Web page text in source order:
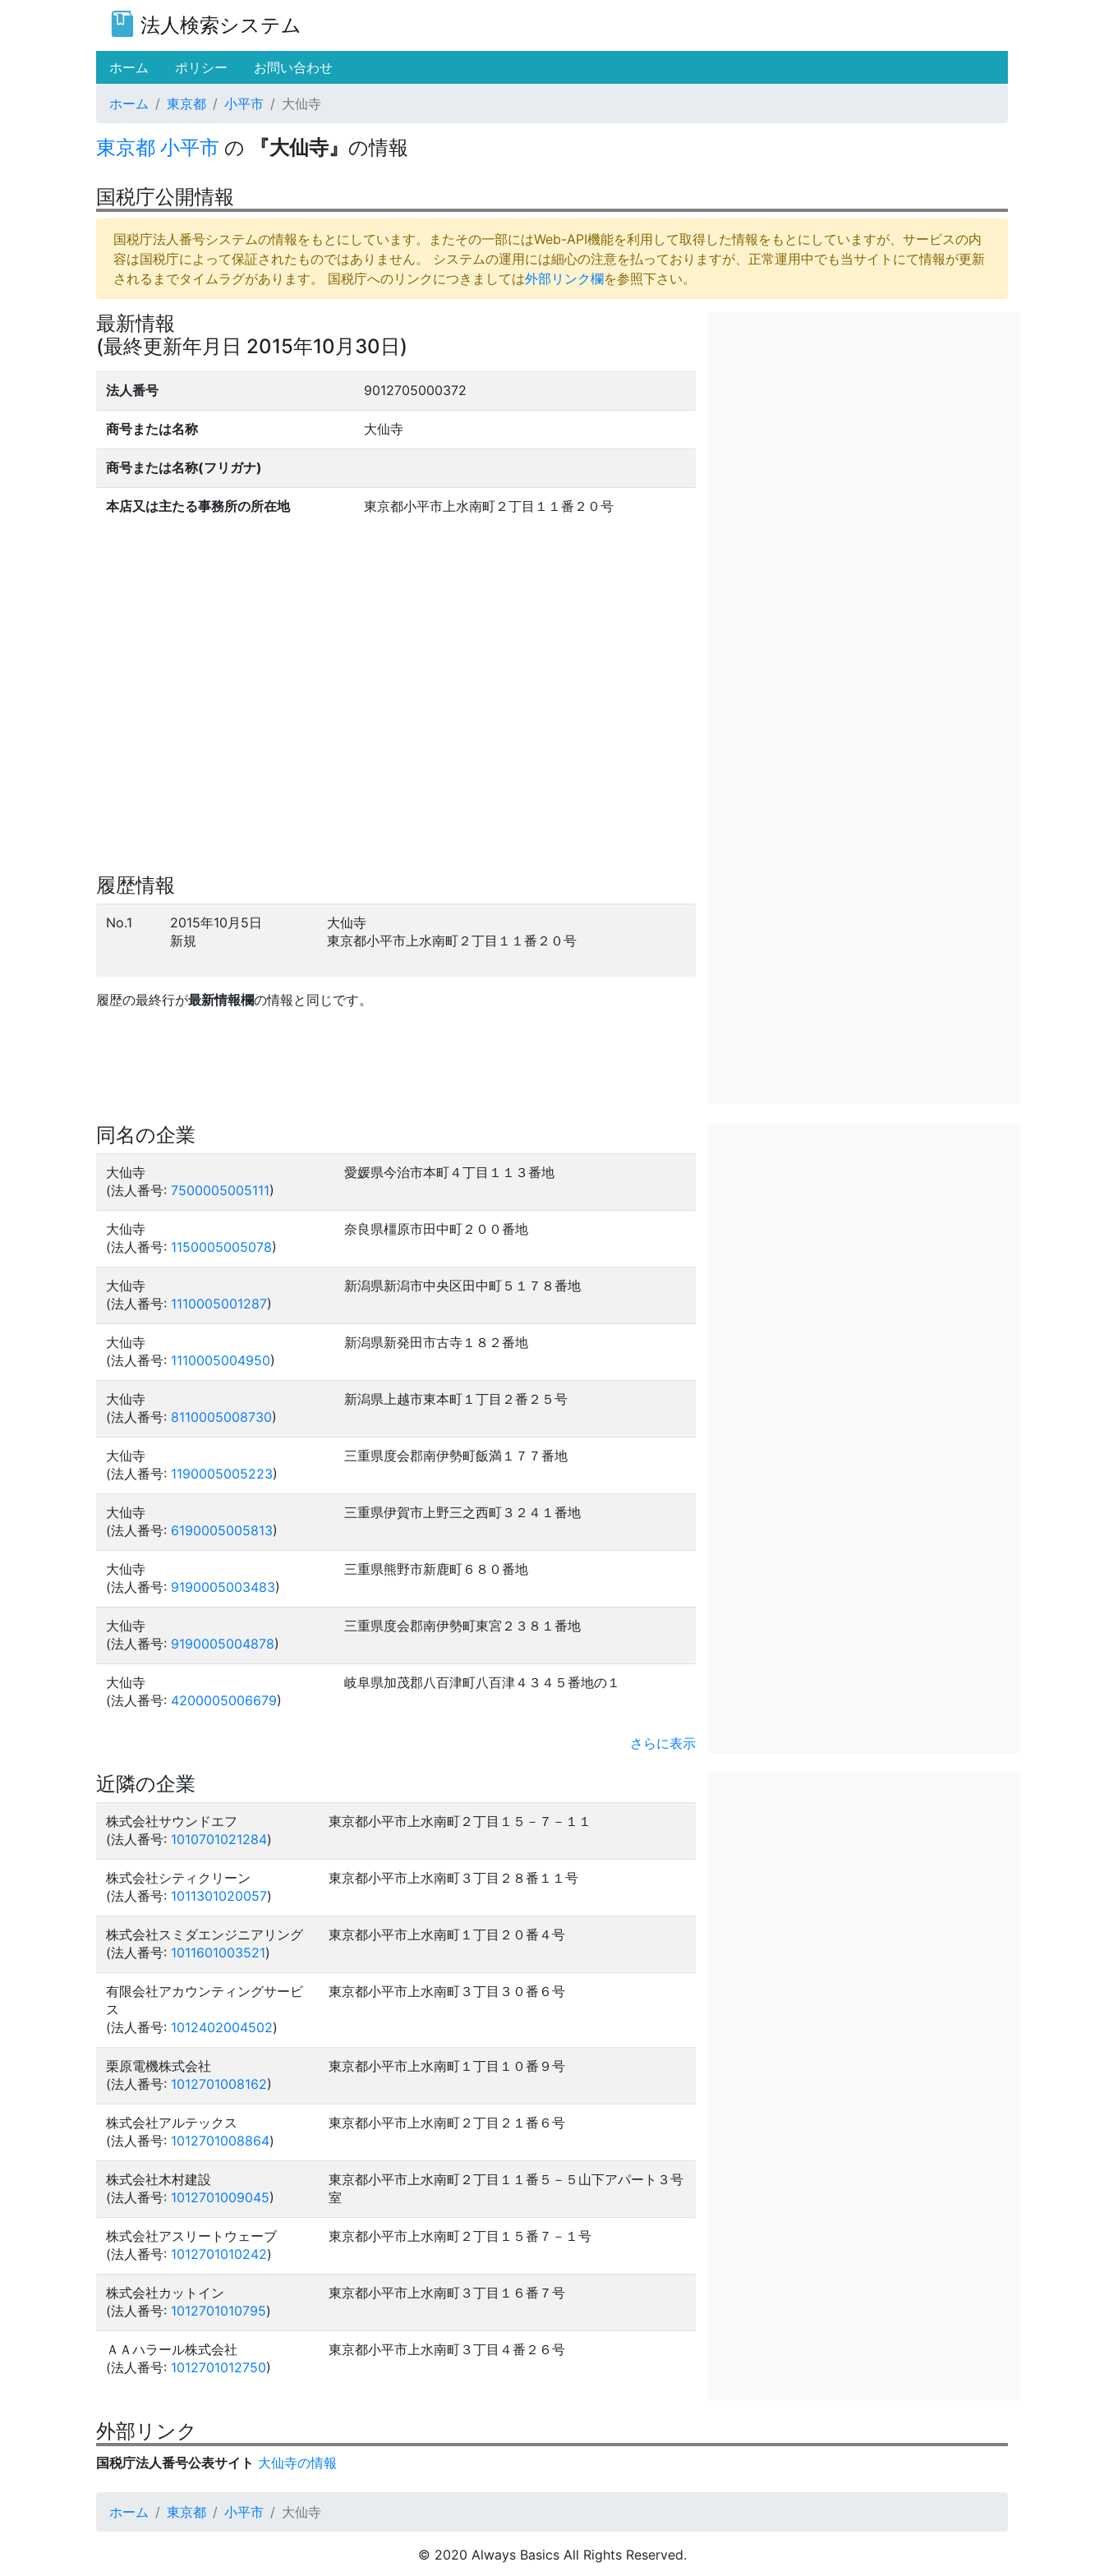
法人検索システム
ホーム (current)
ポリシー お問い合わせ
ホーム 東京都 小平市 大仙寺
東京都 小平市 の 『大仙寺』 の情報
国税庁公開情報
国税庁法人番号システムの情報をもとにしています。またその一部にはWeb-API機能を利用して取得した情報をもとにしていますが、サービスの内
容は国税庁によって保証されたものではありません。 システムの運用には細心の注意を払っておりますが、正常運用中でも当サイトにて情報が更新
されるまでタイムラグがあります。 国税庁へのリンクにつきましては外部リンク欄を参照下さい。
最新情報
(最終更新年月日 2015年10月30日)
法人番号 9012705000372
商号または名称 大仙寺
商号または名称(フリガナ)
本店又は主たる事務所の所在地 東京都小平市上水南町２丁目１１番２０号
履歴情報
No.1
2015年10月5日
新規
大仙寺
東京都小平市上水南町２丁目１１番２０号
履歴の最終行が最新情報欄の情報と同じです。
同名の企業
大仙寺
(法人番号: 7500005005111)
愛媛県今治市本町４丁目１１３番地
大仙寺
(法人番号: 1150005005078)
奈良県橿原市田中町２００番地
大仙寺
(法人番号: 1110005001287)
新潟県新潟市中央区田中町５１７８番地
大仙寺
(法人番号: 1110005004950)
新潟県新発田市古寺１８２番地
大仙寺
(法人番号: 8110005008730)
新潟県上越市東本町１丁目２番２５号
大仙寺
(法人番号: 1190005005223)
三重県度会郡南伊勢町飯満１７７番地
大仙寺
(法人番号: 6190005005813)
三重県伊賀市上野三之西町３２４１番地
大仙寺
(法人番号: 9190005003483)
三重県熊野市新鹿町６８０番地
大仙寺
(法人番号: 9190005004878)
三重県度会郡南伊勢町東宮２３８１番地
大仙寺
(法人番号: 4200005006679)
岐阜県加茂郡八百津町八百津４３４５番地の１
さらに表示
近隣の企業
株式会社サウンドエフ
(法人番号: 1010701021284)
東京都小平市上水南町２丁目１５－７－１１
株式会社シティクリーン
(法人番号: 1011301020057)
東京都小平市上水南町３丁目２８番１１号
株式会社スミダエンジニアリング
(法人番号: 1011601003521)
東京都小平市上水南町１丁目２０番４号
有限会社アカウンティングサービ
ス
(法人番号: 1012402004502)
東京都小平市上水南町３丁目３０番６号
栗原電機株式会社
(法人番号: 1012701008162)
東京都小平市上水南町１丁目１０番９号
株式会社アルテックス
(法人番号: 1012701008864)
東京都小平市上水南町２丁目２１番６号
株式会社木村建設
(法人番号: 1012701009045)
東京都小平市上水南町２丁目１１番５－５山下アパート３号
室
株式会社アスリートウェーブ
(法人番号: 1012701010242)
東京都小平市上水南町２丁目１５番７－１号
株式会社カットイン
(法人番号: 1012701010795)
東京都小平市上水南町３丁目１６番７号
ＡＡハラール株式会社
(法人番号: 1012701012750)
東京都小平市上水南町３丁目４番２６号
外部リンク
国税庁法人番号公表サイト 大仙寺の情報
ホーム 東京都 小平市 大仙寺
© 2020 Always Basics All Rights Reserved.